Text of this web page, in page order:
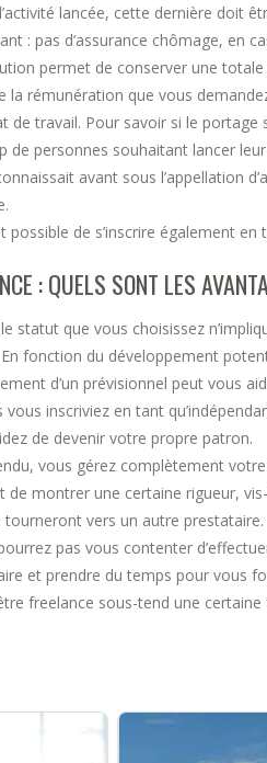
lancée, cette dernière doit
: pas d’assurance chômage, en
permet de conserver une
la rémunération que vous
de travail. Pour savoir si le
de personnes souhaitant lancer
avant sous l’appellation
possible de s’inscrire également en
: QUELS SONT LES
statut que vous choisissez
fonction du développement
d’un prévisionnel peut vous
vous inscriviez en tant
de devenir votre propre patron.
vous gérez complètement
de montrer une certaine rigueur,
tourneront vers un autre prestataire.
pas vous contenter
et prendre du temps pour vous
freelance sous-tend une